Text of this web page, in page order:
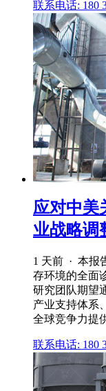
联系电话: 180
应对中美
业战略调
1 天前 · 本报
存环境的全面
研究团队期望
产业支持体系
全球竞争力提
联系电话: 180